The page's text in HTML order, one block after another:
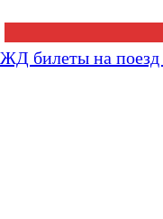
ЖД билеты на